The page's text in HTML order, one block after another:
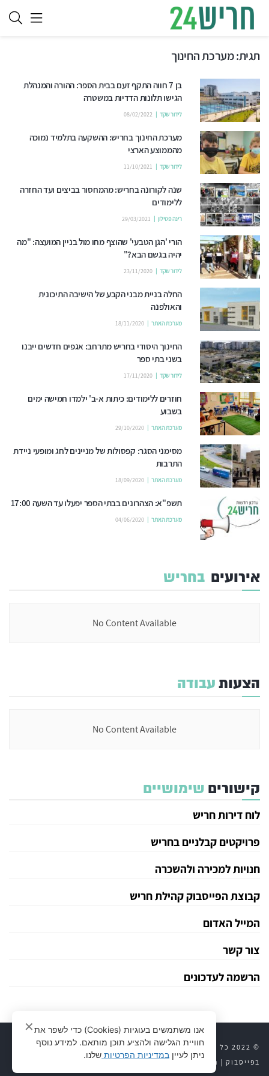
תגית:מערכת החינוך
בן 7 חווה התקף זעם בבית הספר: ההורה והמנהלת
הגישו תלונות הדדיות במשטרה
לידור שקד 08/02/2022
מערכת החינוך בחריש: ההשקעה בתלמיד נמוכה
מהממוצע הארצי
לידור שקד 11/10/2021
שנה לקורונה בחריש: מהמחסור בביצים ועד החזרה
ללימודים
רינה פטילון 29/03/2021
הורי 'הגן הטבעי' שהוצף מחו מול בניין המועצה: "מה
יהיה בגשם הבא?"
לידור שקד 23/11/2020
החלה בניית מבני הקבע של הישיבה התיכונית
והאולפנה
מערכת האתר 18/11/2020
החינוך היסודי בחריש מתרחב: אגפים חדשים ייבנו
בשני בתי ספר
לידור שקד 17/11/2020
חוזרים ללימודים: כיתות א-ב' ילמדו חמישה ימים
בשבוע
מערכת האתר 29/10/2020
מסימני הסגר: קפסולות של מניינים לחג ומופעי ניידת
התרבות
מערכת האתר 18/09/2020
תשפ"א: הצהרונים בבתי הספר יפעלו עד השעה 17:00
מערכת האתר 04/06/2020
אירועים בחריש
No Content Available
הצעותעבודה
No Content Available
קישורים שימושיים
לוח דירות חריש
פרויקטים קבלניים בחריש
חנויות למכירה ולהשכרה
קבוצת הפייסבוק קהילת חריש
המייל האדום
צור קשר
הרשמה לעדכונים
© 2022 כל הזכויות שמורות לחריש 24 | יצירת קשר|
חריש 24
בפייסבוק | נדל״ן לוח דירות|פרויקטים קבלניים
אנו משתמשים בעוגיות (Cookies) כדי לשפר את
חוויית הגלישה ולהציע תוכן מותאם. למידע נוסף
ניתן לעיין במדיניות הפרטיות שלנו.
✕